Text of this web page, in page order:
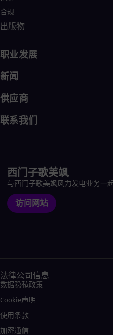
合规
出版物
职业发展
新闻
供应商
联系我们
西门子歌美飒
与西门子歌美飒风力发电业务一
访问网站
法律公司信息
数据隐私政策
Cookie声明
使用条款
加密通信